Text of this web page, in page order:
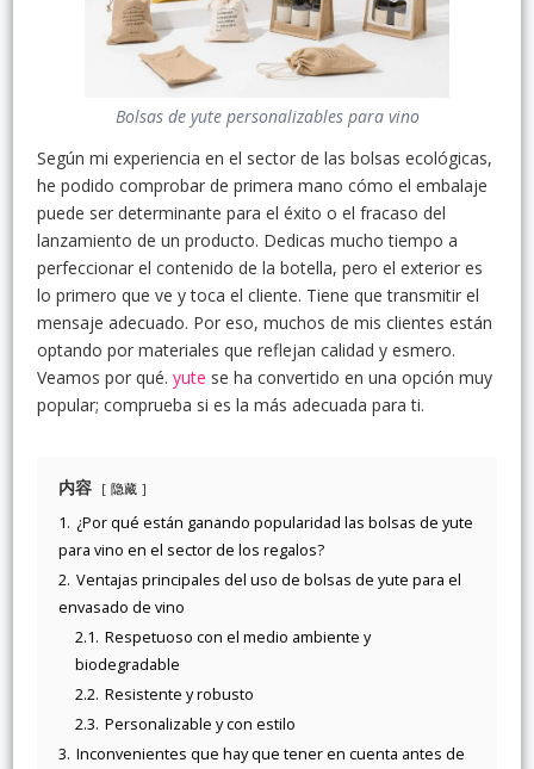
Bolsas de yute personalizables para vino
Según mi experiencia en el sector de las bolsas ecológicas,
he podido comprobar de primera mano cómo el embalaje
puede ser determinante para el éxito o el fracaso del
lanzamiento de un producto. Dedicas mucho tiempo a
perfeccionar el contenido de la botella, pero el exterior es
lo primero que ve y toca el cliente. Tiene que transmitir el
mensaje adecuado. Por eso, muchos de mis clientes están
optando por materiales que reflejan calidad y esmero.
Veamos por qué. yute se ha convertido en una opción muy
popular; comprueba si es la más adecuada para ti.
内容 隐藏
1. ¿Por qué están ganando popularidad las bolsas de yute
para vino en el sector de los regalos?
2. Ventajas principales del uso de bolsas de yute para el
envasado de vino
2.1. Respetuoso con el medio ambiente y
biodegradable
2.2. Resistente y robusto
2.3. Personalizable y con estilo
3. Inconvenientes que hay que tener en cuenta antes de